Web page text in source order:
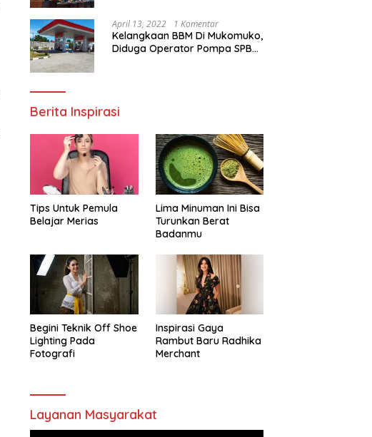
April 13, 2022 1 Komentar
Kelangkaan BBM Di Mukomuko,
Diduga Operator Pompa SPBU
Berita Inspirasi
Tips Untuk Pemula
Belajar Merias
Lima Minuman Ini Bisa
Turunkan Berat
Badanmu
Begini Teknik Off Shoe
Lighting Pada
Fotografi
Inspirasi Gaya
Rambut Baru Radhika
Merchant
Layanan Masyarakat